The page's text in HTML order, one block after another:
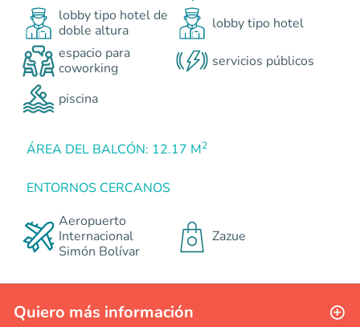
lobby tipo hotel de
doble altura
lobby tipo hotel
espacio para
coworking
servicios públicos
piscina
ÁREA DEL BALCÓN: 12.17 M2
ENTORNOS CERCANOS
Aeropuerto
Internacional
Simón Bolívar
Zazue
Quiero más información